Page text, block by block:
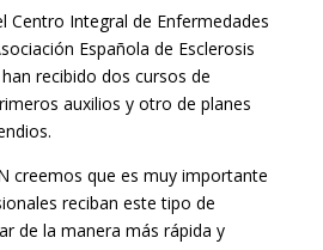
Centro Integral de Enfermedades
Española de Esclerosis
recibido dos cursos de
auxilios y otro de planes
creemos que es muy importante
reciban este tipo de
de la manera más rápida y